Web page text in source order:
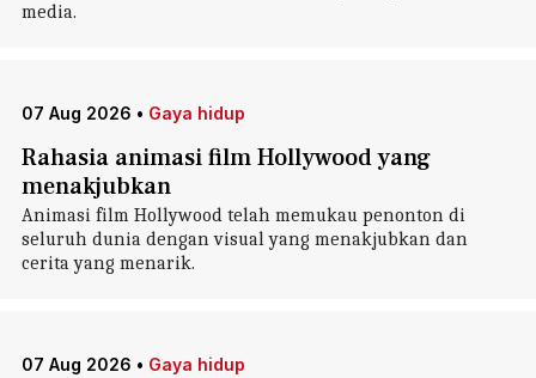
media.
07 Aug 2026 • Gaya hidup
Rahasia animasi film Hollywood yang
menakjubkan
Animasi film Hollywood telah memukau penonton di
seluruh dunia dengan visual yang menakjubkan dan
cerita yang menarik.
07 Aug 2026 • Gaya hidup